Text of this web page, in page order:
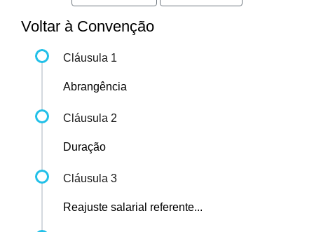
Voltar à Convenção
Cláusula 1
Abrangência
Cláusula 2
Duração
Cláusula 3
Reajuste salarial referente...